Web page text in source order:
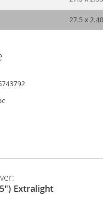
27.5 x 2.40
Extralight